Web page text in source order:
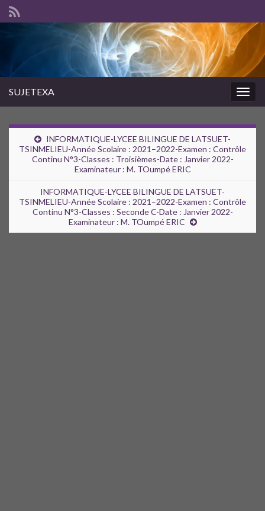
SUJETEXA
INFORMATIQUE-LYCEE BILINGUE DE LATSUET-
TSINMELIEU-Année Scolaire : 2021–2022-Examen : Contrôle
Continu N°3-Classes : Troisièmes-Date : Janvier 2022-
Examinateur : M. TOumpé ERIC
INFORMATIQUE-LYCEE BILINGUE DE LATSUET-
TSINMELIEU-Année Scolaire : 2021–2022-Examen : Contrôle
Continu N°3-Classes : Seconde C-Date : Janvier 2022-
Examinateur : M. TOumpé ERIC